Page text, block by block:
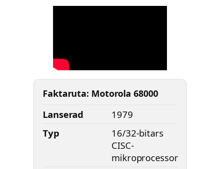
Faktaruta: Motorola 68000
Lanserad
1979
Typ
16/32-bitars
CISC-
mikroprocessor